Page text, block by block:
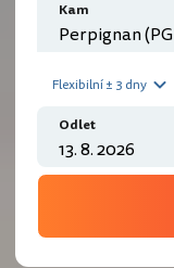
Kam
Flexibilní ± 3 dny
Odlet